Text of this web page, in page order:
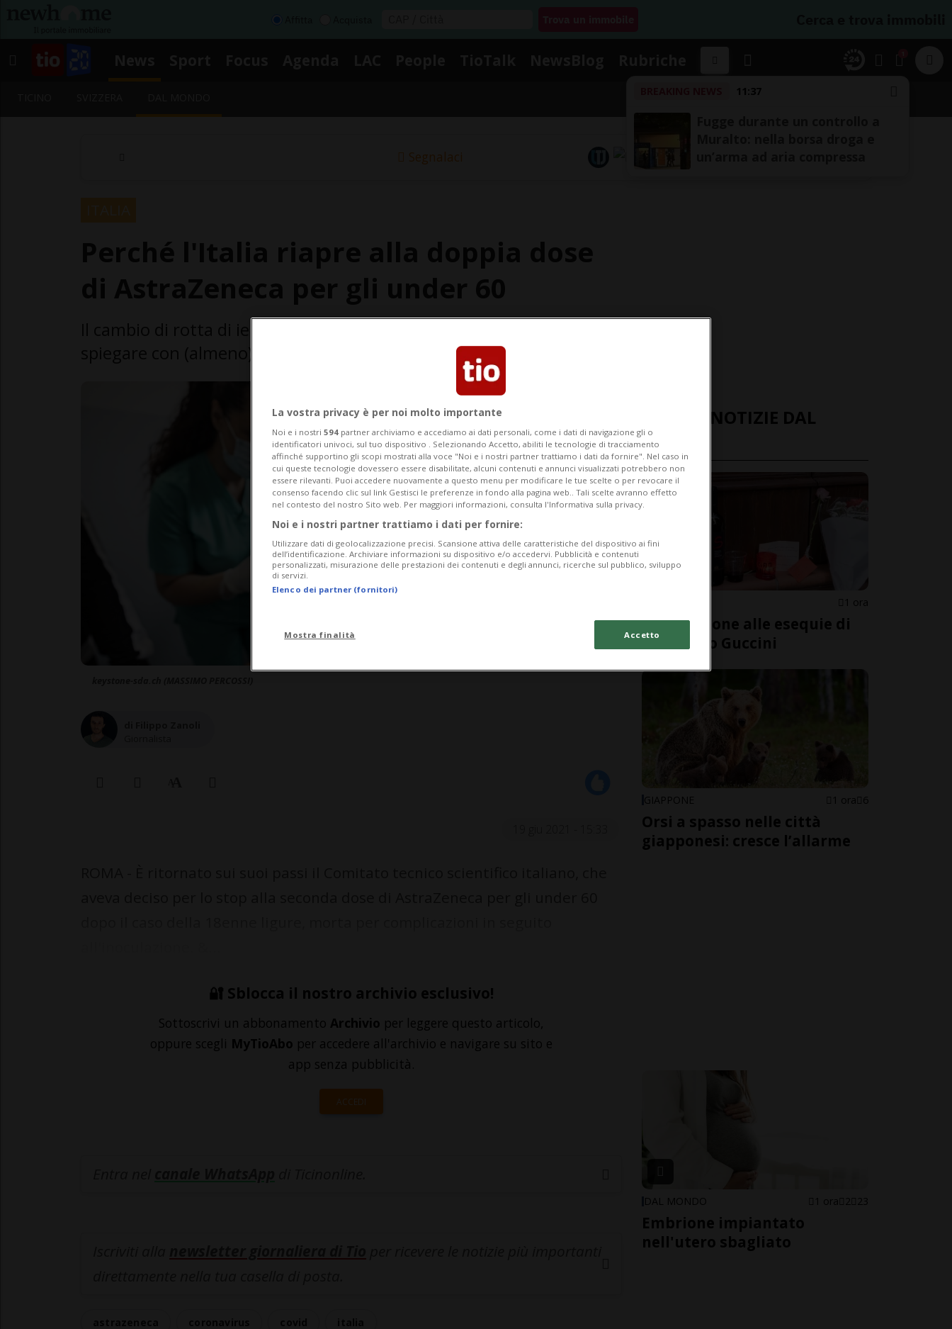
11:37
Segnalaci
🔐 Sblocca il nostro archivio esclusivo!
Sottoscrivi un abbonamento Archivio per leggere questo articolo,
oppure scegli MyTioAbo per accedere all'archivio e navigare su sito e
app senza pubblicità.
ACCEDI
ULTIME NOTIZIE DAL
MONDO
1 ora
Commozione alle esequie di
Francesco Guccini
GIAPPONE 1 ora 6
Orsi a spasso nelle città
giapponesi: cresce l’allarme
DAL MONDO 1 ora 2 23
Embrione impiantato
nell'utero sbagliato
La vostra privacy è per noi molto importante
Noi e i nostri 594 partner archiviamo e accediamo ai dati personali, come i dati di navigazione gli o
identificatori univoci, sul tuo dispositivo . Selezionando Accetto, abiliti le tecnologie di tracciamento
affinché supportino gli scopi mostrati alla voce "Noi e i nostri partner trattiamo i dati da fornire". Nel caso in
cui queste tecnologie dovessero essere disabilitate, alcuni contenuti e annunci visualizzati potrebbero non
essere rilevanti. Puoi accedere nuovamente a questo menu per modificare le tue scelte o per revocare il
consenso facendo clic sul link Gestisci le preferenze in fondo alla pagina web.. Tali scelte avranno effetto
nel contesto del nostro Sito web. Per maggiori informazioni, consulta l'Informativa sulla privacy.
Noi e i nostri partner trattiamo i dati per fornire:
Utilizzare dati di geolocalizzazione precisi. Scansione attiva delle caratteristiche del dispositivo ai fini
dell’identificazione. Archiviare informazioni su dispositivo e/o accedervi. Pubblicità e contenuti
personalizzati, misurazione delle prestazioni dei contenuti e degli annunci, ricerche sul pubblico, sviluppo
di servizi.
Elenco dei partner (fornitori)
Mostra finalità Accetto